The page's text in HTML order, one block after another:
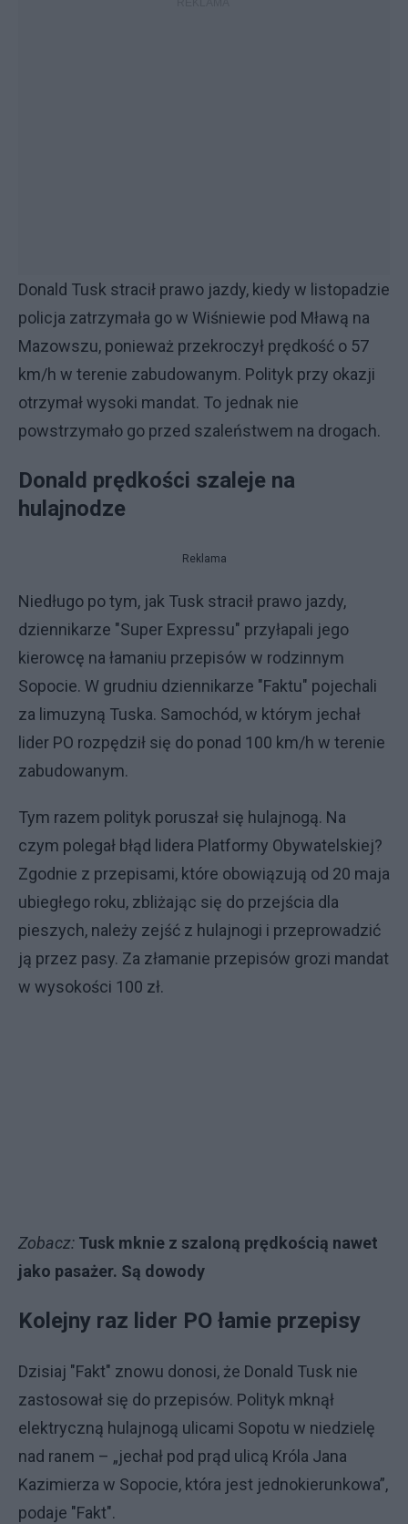
Donald Tusk stracił prawo jazdy, kiedy w listopadzie
policja zatrzymała go w Wiśniewie pod Mławą na
Mazowszu, ponieważ przekroczył prędkość o 57
km/h w terenie zabudowanym. Polityk przy okazji
otrzymał wysoki mandat. To jednak nie
powstrzymało go przed szaleństwem na drogach.
Donald prędkości szaleje na
hulajnodze
Reklama
Niedługo po tym, jak Tusk stracił prawo jazdy,
dziennikarze "Super Expressu" przyłapali jego
kierowcę na łamaniu przepisów w rodzinnym
Sopocie. W grudniu dziennikarze "Faktu" pojechali
za limuzyną Tuska. Samochód, w którym jechał
lider PO rozpędził się do ponad 100 km/h w terenie
zabudowanym.
Tym razem polityk poruszał się hulajnogą. Na
czym polegał błąd lidera Platformy Obywatelskiej?
Zgodnie z przepisami, które obowiązują od 20 maja
ubiegłego roku, zbliżając się do przejścia dla
pieszych, należy zejść z hulajnogi i przeprowadzić
ją przez pasy. Za złamanie przepisów grozi mandat
w wysokości 100 zł.
Zobacz: Tusk mknie z szaloną prędkością nawet
jako pasażer. Są dowody
Kolejny raz lider PO łamie przepisy
Dzisiaj "Fakt" znowu donosi, że Donald Tusk nie
zastosował się do przepisów. Polityk mknął
elektryczną hulajnogą ulicami Sopotu w niedzielę
nad ranem – „jechał pod prąd ulicą Króla Jana
Kazimierza w Sopocie, która jest jednokierunkowa”,
podaje "Fakt".